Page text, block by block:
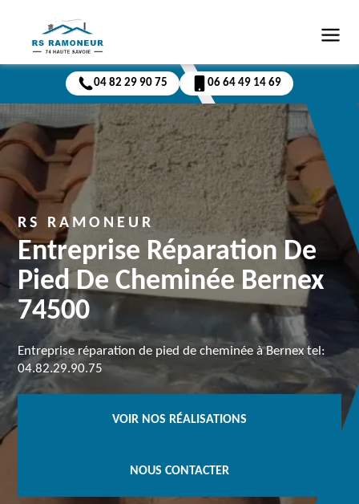
04 82 29 90 75 06 64 49 14 69
RS RAMONEUR
Entreprise Réparation De
Pied De Cheminée Bernex
74500
Entreprise réparation de pied de cheminée à Bernex tel:
04.82.29.90.75
VOIR NOS RÉALISATIONS
NOUS CONTACTER